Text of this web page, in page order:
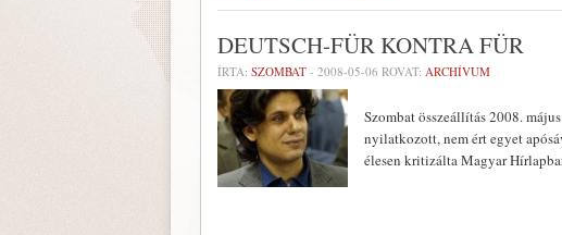
DEUTSCH-FÜR KONTRA FÜR
ÍRTA: SZOMBAT - 2008-05-06 ROVAT: ARCHÍVUM
Szombat összeállítás 2008.
nyilatkozott, nem ért egyet
élesen kritizálta Magyar